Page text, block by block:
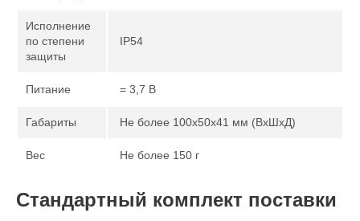
Исполнение
по степени
защиты
IP54
Питание = 3,7 В
Габариты Не более 100х50х41 мм (ВхШхД)
Вес Не более 150 г
Стандартный комплект поставки